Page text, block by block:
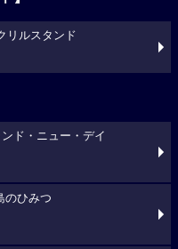
リルスタンド
ド・ニュー・デイ
のひみつ